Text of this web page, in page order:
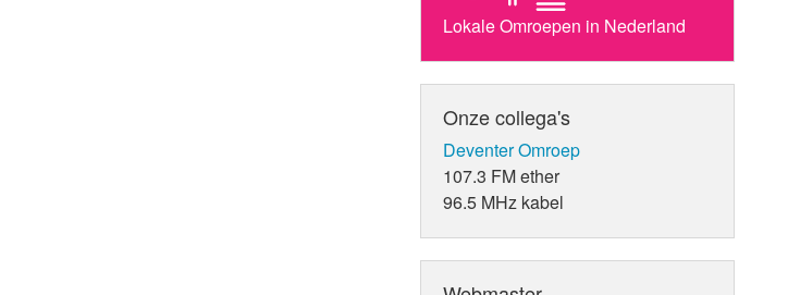
Lokale Omroepen in Nederland
Onze collega's
Deventer Omroep
107.3 FM ether
96.5 MHz kabel